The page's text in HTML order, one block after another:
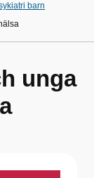
barn
unga